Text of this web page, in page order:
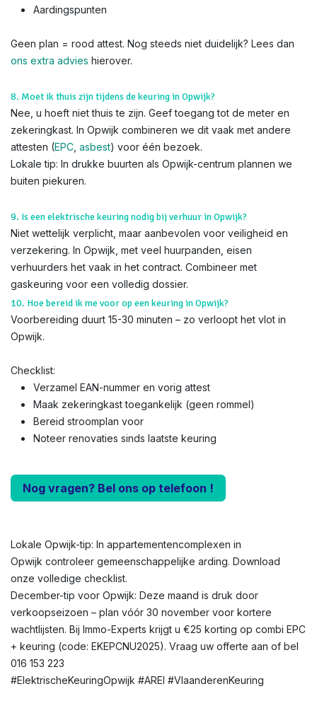
Aardingspunten
Geen plan = rood attest. Nog steeds niet duidelijk? Lees dan
ons extra advies hierover.
8. Moet ik thuis zijn tijdens de keuring in Opwijk?
Nee, u hoeft niet thuis te zijn. Geef toegang tot de meter en
zekeringkast. In Opwijk combineren we dit vaak met andere
attesten (EPC asbest) voor één bezoek.
Lokale tip: In drukke buurten als Opwijk-centrum plannen we
buiten piekuren.
9. Is een elektrische keuring nodig bij verhuur in Opwijk?
Niet wettelijk verplicht, maar aanbevolen voor veiligheid en
verzekering. In Opwijk, met veel huurpanden, eisen
verhuurders het vaak in het contract. Combineer met
gaskeuring voor een volledig dossier.
10. Hoe bereid ik me voor op een keuring in Opwijk?
Voorbereiding duurt 15-30 minuten – zo verloopt het vlot in
Opwijk.
Checklist:
Verzamel EAN-nummer en vorig attest
Maak zekeringkast toegankelijk (geen rommel)
Bereid stroomplan voor
Noteer renovaties sinds laatste keuring
Nog vragen? Bel ons op telefoon !
Lokale Opwijk-tip: In appartementencomplexen in
Opwijk controleer gemeenschappelijke arding. Download
onze volledige checklist.
December-tip voor Opwijk: Deze maand is druk door
verkoopseizoen – plan vóór 30 november voor kortere
wachtlijsten. Bij Immo-Experts krijgt u €25 korting op combi EPC
+ keuring (code: EKEPCNU2025). Vraag uw offerte aan of bel
016 153 223
#ElektrischeKeuringOpwijk #AREI #VlaanderenKeuring